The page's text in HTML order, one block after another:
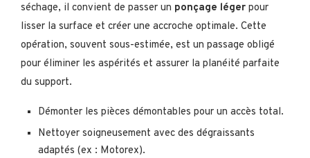
séchage, il convient de passer un ponçage léger pour
lisser la surface et créer une accroche optimale. Cette
opération, souvent sous-estimée, est un passage obligé
pour éliminer les aspérités et assurer la planéité parfaite
du support.
Démonter les pièces démontables pour un accès total.
Nettoyer soigneusement avec des dégraissants
adaptés (ex : Motorex).